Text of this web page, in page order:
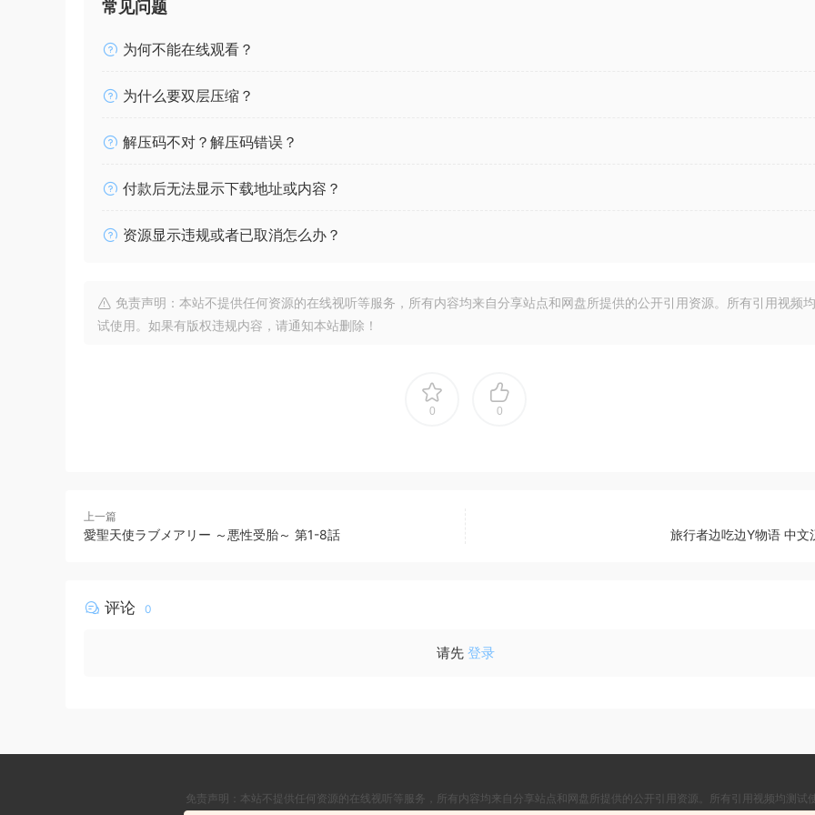
常见问题
为何不能在线观看？
为什么要双层压缩？
解压码不对？解压码错误？
付款后无法显示下载地址或内容？
资源显示违规或者已取消怎么办？
免责声明：本站不提供任何资源的在线视听等服务，所有内容均来自分享站点和网盘所提供的公开引用资源。所有引用视频
试使用。如果有版权违规内容，请通知本站删除！
0 0
上一篇
愛聖天使ラブメアリー ～悪性受胎～ 第1-8話 旅行者边吃边Y物语 中文
评论 0
请先 登录
免责声明：本站不提供任何资源的在线视听等服务，所有内容均来自分享站点和网盘所提供的公开引用资源。所有引用视频均测试